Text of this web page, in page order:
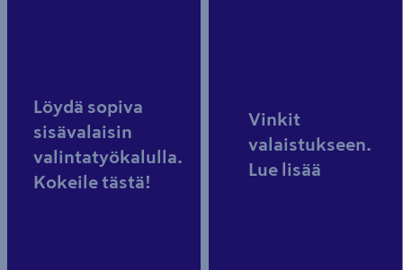
Löydä sopiva
sisävalaisin
valintatyökalulla.
Kokeile tästä!
Vinkit
valaistukseen.
Lue lisää